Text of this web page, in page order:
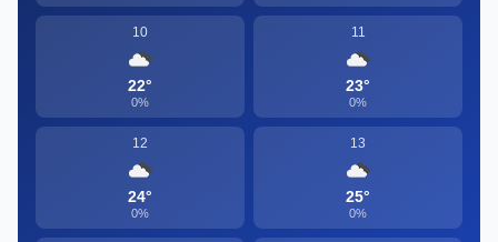
10
22°
0%
11
23°
0%
12
24°
0%
13
25°
0%